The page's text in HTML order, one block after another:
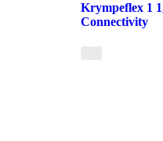
Krympeflex 1
Connectivity